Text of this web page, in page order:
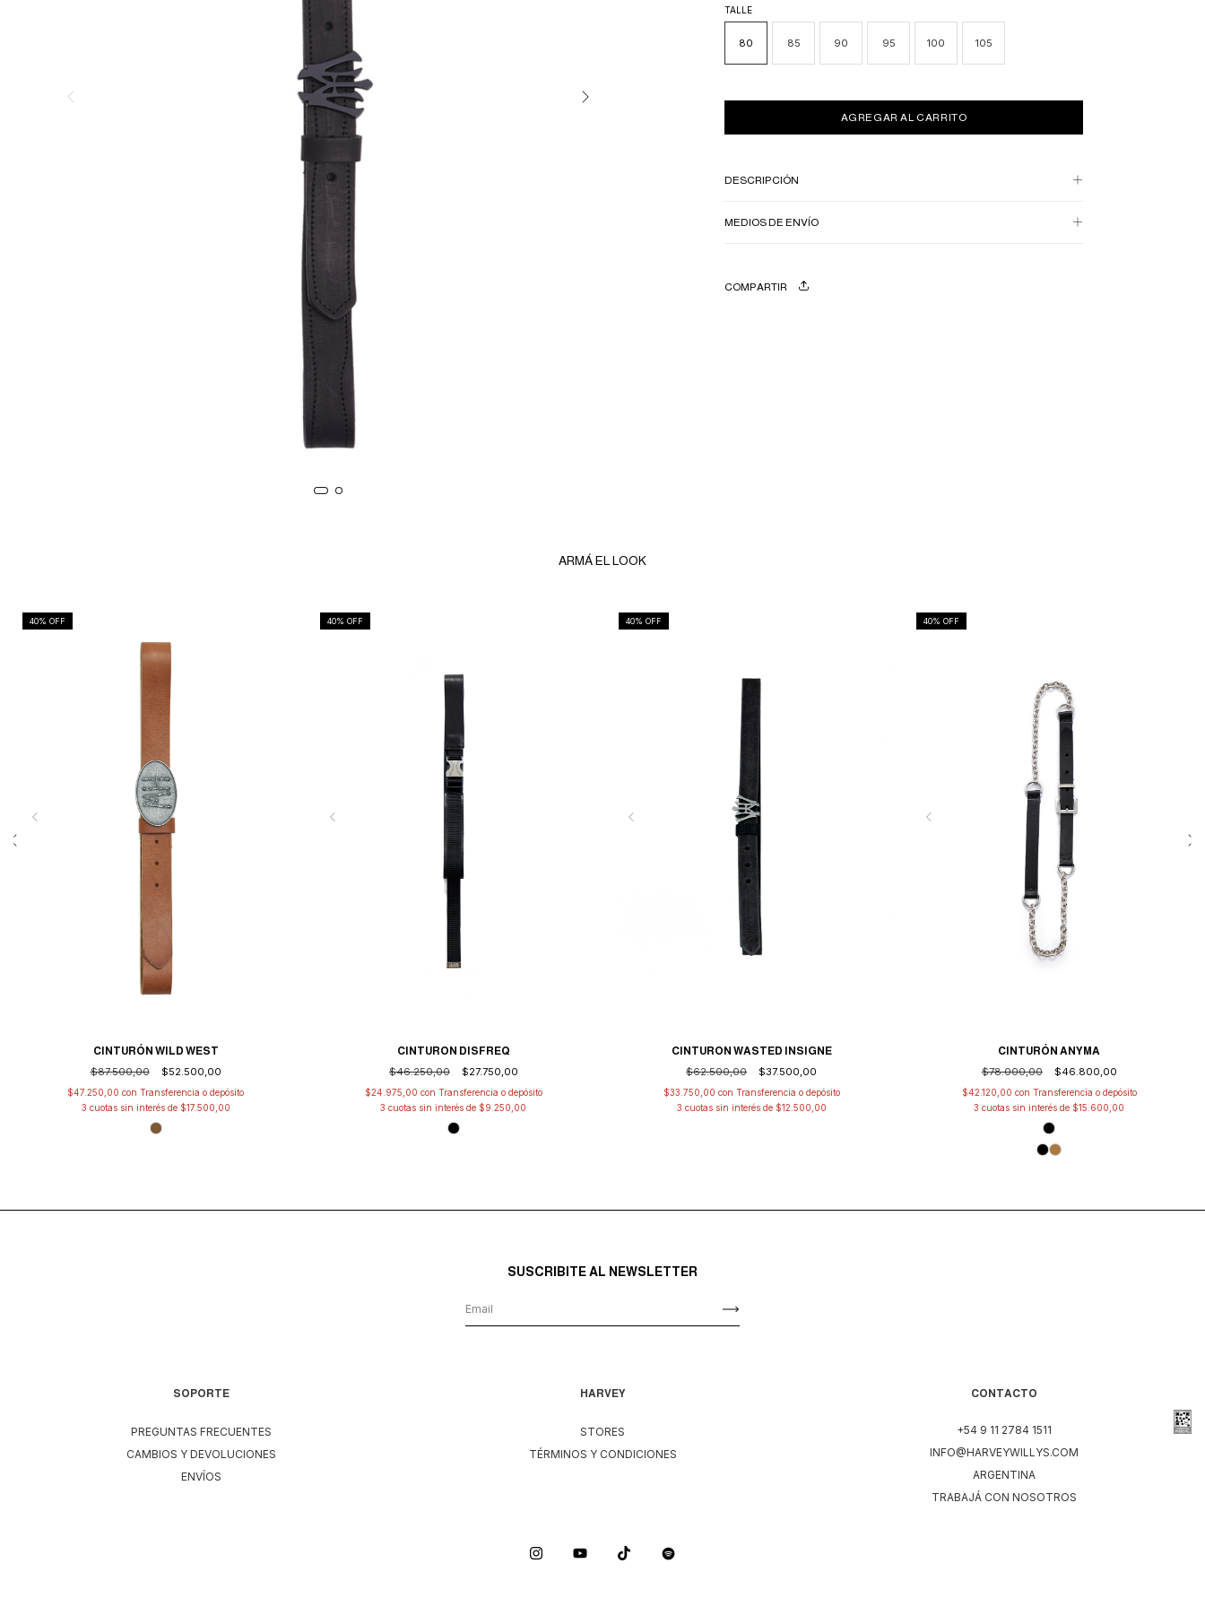
TALLE
80 85 90 95 100 105
DESCRIPCIÓN
MEDIOS DE ENVÍO
COMPARTIR
ARMÁ EL LOOK
40% OFF
CINTURÓN WILD WEST
$87.500,00
$52.500,00
$47.250,00con Transferencia o depósito
3 cuotas sin interés de $17.500,00
40% OFF
CINTURON DISFREQ
$46.250,00
$27.750,00
$24.975,00 con Transferencia o depósito
3 cuotas sin interés de $9.250,00
40% OFF
CINTURON WASTED INSIGNE
$62.500,00
$37.500,00
$33.750,00 con Transferencia o depósito
3 cuotas sin interés de $12.500,00
40% OFF
CINTURÓN ANYMA
$78.000,00
$46.800,00
$42.120,00 con Transferencia o depósito
3 cuotas sin interés de $15.600,00
SUSCRIBITE AL NEWSLETTER
SOPORTE
PREGUNTAS FRECUENTES
CAMBIOS Y DEVOLUCIONES
ENVÍOS
HARVEY
STORES
TÉRMINOS Y CONDICIONES
CONTACTO
+54 9 11 2784 1511
INFO@HARVEYWILLYS.COM
ARGENTINA
TRABAJÁ CON NOSOTROS